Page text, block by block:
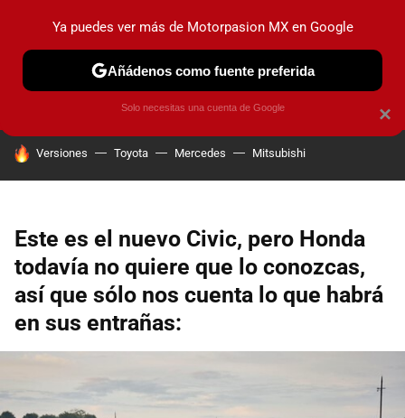
PRUEBAS INDUSTRIA HOY NO CIRCULA
HOY SE HABLA DE
Versiones Toyota Mercedes Mitsubishi
Este es el nuevo Civic, pero Honda
todavía no quiere que lo conozcas,
así que sólo nos cuenta lo que habrá
en sus entrañas:
×
Ya puedes ver más de Motorpasion MX en Google
Añádenos como fuente preferida
Solo necesitas una cuenta de Google